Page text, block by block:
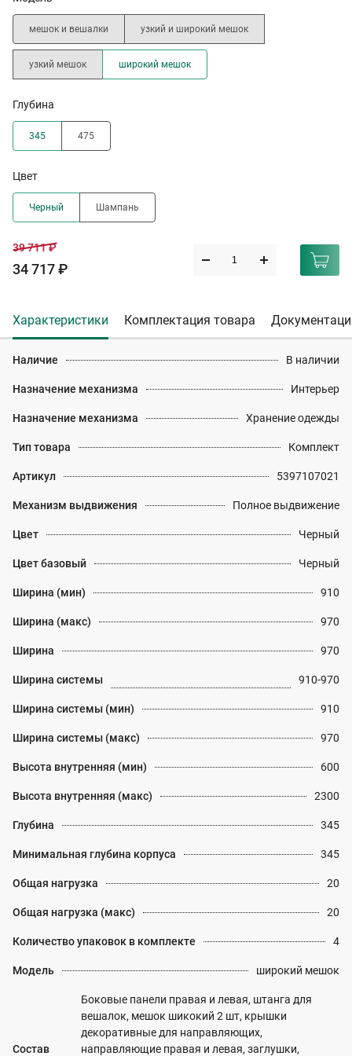
мешок и вешалки узкий и широкий мешок
узкий мешок широкий мешок
Глубина
345 475
Цвет
Черный Шампань
39 711 ₽
34 717 ₽
Характеристики Комплектация товара
Наличие В наличии
Назначение механизма Интерьер
Назначение механизма Хранение одежды
Тип товара Комплект
Артикул 5397107021
Механизм выдвижения Полное выдвижение
Цвет Черный
Цвет базовый Черный
Ширина (мин) 910
Ширина (макс) 970
Ширина 970
Ширина системы 910-970
Ширина системы (мин) 910
Ширина системы (макс) 970
Высота внутренняя (мин) 600
Высота внутренняя (макс) 2300
Глубина 345
Минимальная глубина корпуса 345
Общая нагрузка 20
Общая нагрузка (макс) 20
Количество упаковок в комплекте 4
Модель широкий мешок
Состав
Боковые панели правая и левая, штанга для
вешалок, мешок шикокий 2 шт, крышки
декоративные для направляющих,
направляющие правая и левая, заглушки,